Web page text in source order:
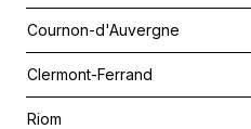
Cournon-d'Auvergne
Clermont-Ferrand
Riom